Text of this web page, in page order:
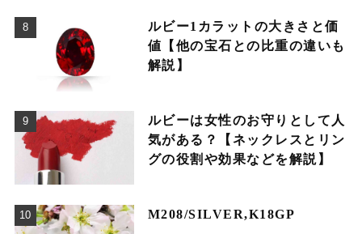
ルビー1カラットの大きさと価
値【他の宝石との比重の違いも
解説】
ルビーは女性のお守りとして人
気がある？【ネックレスとリン
グの役割や効果などを解説】
M208/SILVER,K18GP